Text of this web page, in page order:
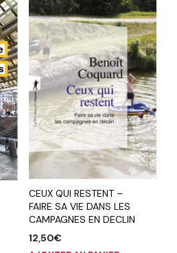
CEUX QUI RESTENT –
FAIRE SA VIE DANS LES
CAMPAGNES EN DECLIN
12,50€